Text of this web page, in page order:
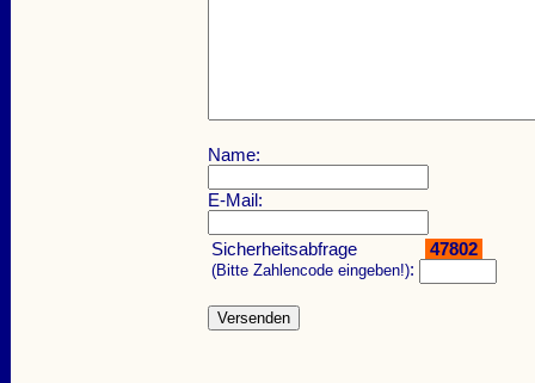
Name:
E-Mail:
Sicherheitsabfrage
(Bitte Zahlencode eingeben!):
47802